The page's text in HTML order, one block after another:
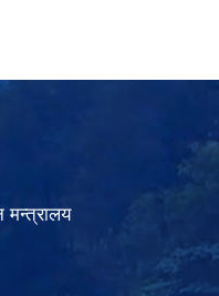
मन्त्रालय